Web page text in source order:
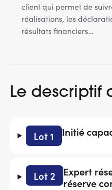
client qui permet de
réalisations, les
résultats financiers…
Le descriptif
Lot 1 Initié
Lot 2
Expert
réserve